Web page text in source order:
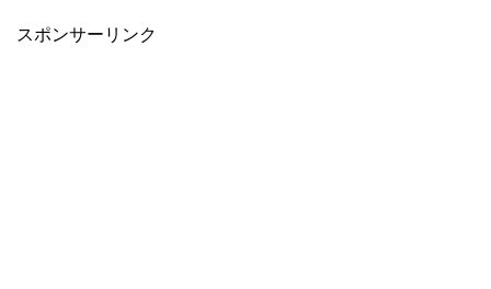
スポンサーリンク